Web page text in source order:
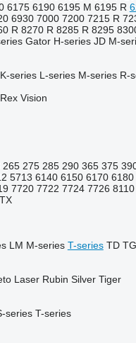
6175 6190 6195 M 6195 R
6930 7000 7200 7215 R
R 8270 R 8285 R 8295
Gator H-series JD M-
K-series L-series M-series R-
Rex Vision
265 275 285 290 365 375
5713 6140 6150 6170 6180
7720 7722 7724 7726 8110
LM M-series T-series TD TG
Laser Rubin Silver Tiger
series T-series